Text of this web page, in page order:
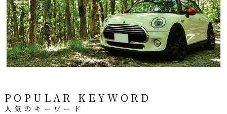
POPULAR KEYWORD
人気のキーワード